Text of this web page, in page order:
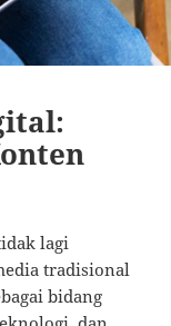
lagi
tradisional
bidang